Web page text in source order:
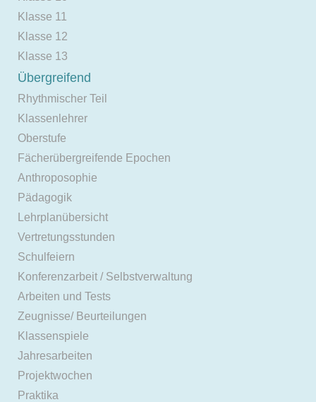
Klasse 11
Klasse 12
Klasse 13
Übergreifend
Rhythmischer Teil
Klassenlehrer
Oberstufe
Fächerübergreifende Epochen
Anthroposophie
Pädagogik
Lehrplanübersicht
Vertretungsstunden
Schulfeiern
Konferenzarbeit / Selbstverwaltung
Arbeiten und Tests
Zeugnisse/ Beurteilungen
Klassenspiele
Jahresarbeiten
Projektwochen
Praktika